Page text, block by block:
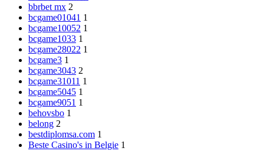
bbrbet mx 2
bcgame01041 1
bcgame10052 1
bcgame1033 1
bcgame28022 1
bcgame3 1
bcgame3043 2
bcgame31011 1
bcgame5045 1
bcgame9051 1
behovsbo 1
belong 2
bestdiplomsa.com 1
Beste Casino's in Belgie 1